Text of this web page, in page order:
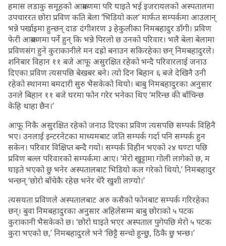
हमास लडाकु समूहको आक्रमणमा परि घाइते भई इजरायलको अस्पतालमा
उपचाररत छोरा प्रविण कति बेला ‘भिडियो कल’ मार्फत सम्पर्कमा आउलान्
भन्ने पर्खाइमा हुन्छन् दाङ दंगीशरण ३ हेकुलीका निमबहादुर डाँगी। प्रविण
फेरी आक्रमणमा पर्ने हुन् कि भन्ने पिरलो छ उनको परिवार। भलै बेला बेलामा
प्रविणसंग हुने कुराकानीले मन दह्रो बनाउन सकिरहेका छन् निमबहादुरले।
शनिबार विहान ११ बजे आफू असुरक्षित रहेको भन्दै परिवारलाई जनाउ
दिएका प्रविण त्यसपछि बेखबर बने। त्यो दिन बिहान ६ बजे देखिनै उनी
रहेको स्थानमा बमदारी सुरु भैसकेको थियो। बाबु निमबहादुरका अनुसार
उनले बिहान ११ बजे घरमा फोन गरेर भनेका थिए ‘मरिन्छ की बाँचिन्छ
केहि थाहा छैन।’
आफू निकै असुरक्षित रहेको जनाउ दिएका प्रविण त्यसपछि सम्पर्क विहिनै
भए। उनलाई इन्टरनेटका माध्यमबाट जति सम्पर्क गर्दा पनि सम्पर्क हुन
सकेन। परिवार विक्षिप्त बन्दै गयो। सम्पर्क विहीन भएको २४ घण्टा पछि
प्रविण बल्ल परिवारको सम्पर्कमा आए। ‘मेरो खुट्टामा गोली लागेको छ, म
घाइते भएको छु भनेर अस्पतालबाट भिडियो कल गरेको थियो,’ निमबहादुर
भन्छन् ‘छोरो बाँचेकै रहेछ भनेर धेरै खुशी लाग्यो।’
त्यसयता प्रविणले अस्पतालबाट अरु कसैको फोनबाट सम्पर्क गरिरहेका
छन्। बुवा निमबहादुरका अनुसार अहिलेसम्म बाबु छोराको ५ पटक
कुराकानी भैसकेको छ। ‘छोरो घाइते भएर अस्पताल पुगेपछि मेरो ५ पटक
कुरा भएको छ,’ निमबहादुरले भने ‘छिट्टै सन्चो हुन्छु, ठिकै छु भन्छ।’